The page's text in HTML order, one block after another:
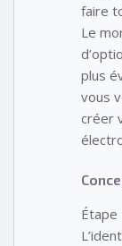
faire
Le
plus
vous
créer
Étape